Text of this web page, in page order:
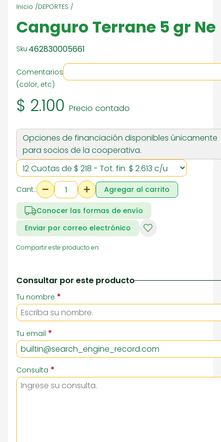
Inicio /DEPORTES /
Canguro Terrane 5 gr Ne
Sku:462830005661
Comentarios
(color, etc)
$ 2.100 Precio contado
Opciones de financiación disponibles únicamente
para socios de la cooperativa.
Cant.: Agregar al carrito
Conocer las formas de envío
Enviar por correo electrónico
Compartir este producto en:
Consultar por este producto
Tu nombre *
Tu email *
Consulta *